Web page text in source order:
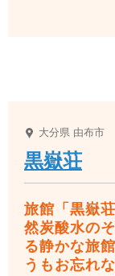
大分県 由布市
黒嶽荘
旅館「黒嶽
然炭酸水の
る静かな旅
うもお忘れ